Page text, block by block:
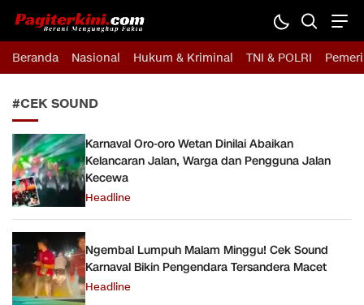
Pagiterkini.com
Berani Mengungkap Fakta
Beranda Nasional Hukum & Kriminal TNI & POLRI
#CEK SOUND
Karnaval Oro-oro Wetan Dinilai Abaikan
Kelancaran Jalan, Warga dan Pengguna Jalan
Kecewa
Headline
Ngembal Lumpuh Malam Minggu! Cek Sound
Karnaval Bikin Pengendara Tersandera Macet
Headline